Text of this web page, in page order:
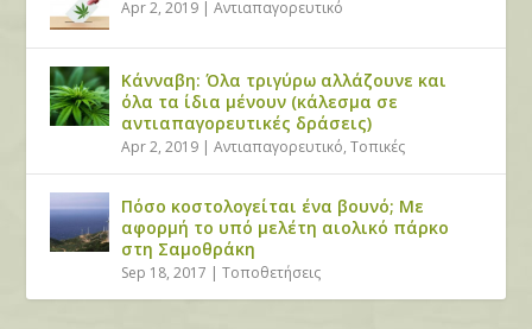
Apr 2, 2019 |Αντιαπαγορευτικό
Κάνναβη: Όλα τριγύρω αλλάζουνε και
όλα τα ίδια μένουν (κάλεσμα σε
αντιαπαγορευτικές δράσεις)
Apr 2, 2019 |Αντιαπαγορευτικό,Τοπικές
Πόσο κοστολογείται ένα βουνό; Με
αφορμή το υπό μελέτη αιολικό πάρκο
στη Σαμοθράκη
Sep 18, 2017 |Τοποθετήσεις